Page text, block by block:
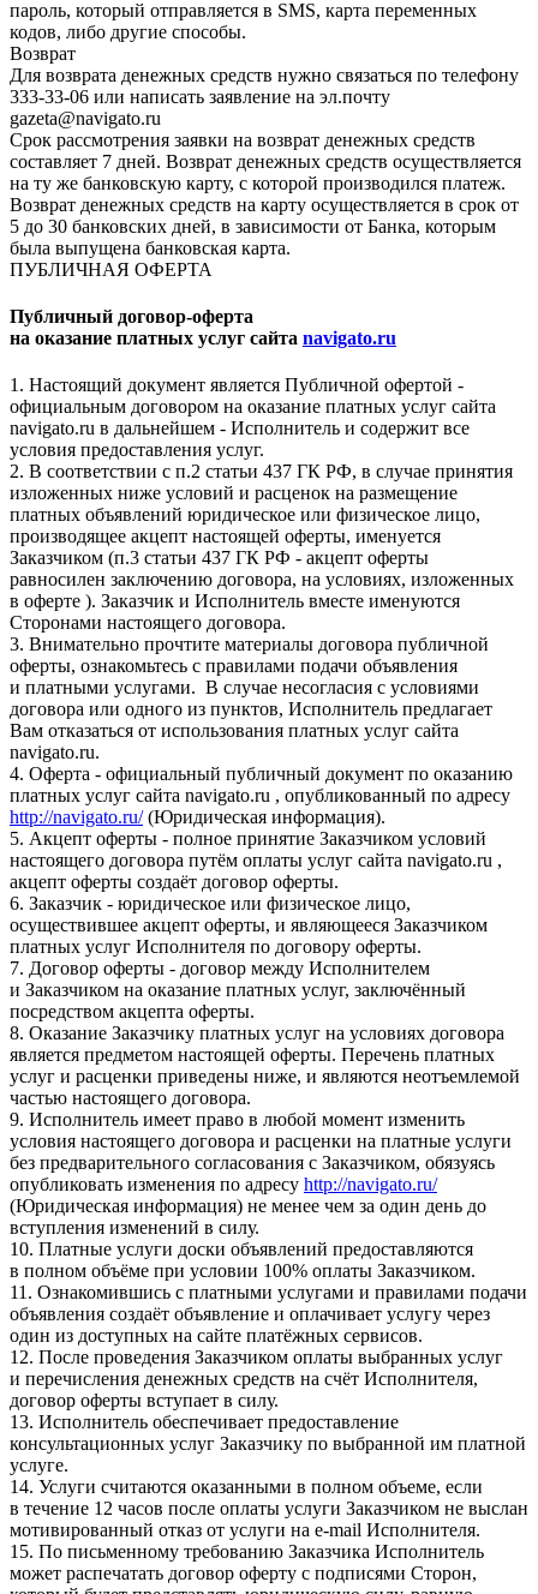
пароль, который отправляется в SMS, карта переменных
кодов, либо другие способы.
Возврат
Для возврата денежных средств нужно связаться по телефону
333-33-06 или написать заявление на эл.почту
gazeta@navigato.ru
Срок рассмотрения заявки на возврат денежных средств
составляет 7 дней. Возврат денежных средств осуществляется
на ту же банковскую карту, с которой производился платеж.
Возврат денежных средств на карту осуществляется в срок от
5 до 30 банковских дней, в зависимости от Банка, которым
была выпущена банковская карта.
ПУБЛИЧНАЯ ОФЕРТА
Публичный договор-оферта
на оказание платных услуг сайта navigato.ru
1. Настоящий документ является Публичной офертой -
официальным договором на оказание платных услуг сайта
navigato.ru в дальнейшем - Исполнитель и содержит все
условия предоставления услуг.
2. В соответствии с п.2 статьи 437 ГК РФ, в случае принятия
изложенных ниже условий и расценок на размещение
платных объявлений юридическое или физическое лицо,
производящее акцепт настоящей оферты, именуется
Заказчиком (п.3 статьи 437 ГК РФ - акцепт оферты
равносилен заключению договора, на условиях, изложенных
в оферте ). Заказчик и Исполнитель вместе именуются
Сторонами настоящего договора.
3. Внимательно прочтите материалы договора публичной
оферты, ознакомьтесь с правилами подачи объявления
и платными услугами. В случае несогласия с условиями
договора или одного из пунктов, Исполнитель предлагает
Вам отказаться от использования платных услуг сайта
navigato.ru.
4. Оферта - официальный публичный документ по оказанию
платных услуг сайта navigato.ru , опубликованный по адресу
http://navigato.ru/(Юридическая информация).
5. Акцепт оферты - полное принятие Заказчиком условий
настоящего договора путём оплаты услуг сайта navigato.ru ,
акцепт оферты создаёт договор оферты.
6. Заказчик - юридическое или физическое лицо,
осуществившее акцепт оферты, и являющееся Заказчиком
платных услуг Исполнителя по договору оферты.
7. Договор оферты - договор между Исполнителем
и Заказчиком на оказание платных услуг, заключённый
посредством акцепта оферты.
8. Оказание Заказчику платных услуг на условиях договора
является предметом настоящей оферты. Перечень платных
услуг и расценки приведены ниже, и являются неотъемлемой
частью настоящего договора.
9. Исполнитель имеет право в любой момент изменить
условия настоящего договора и расценки на платные услуги
без предварительного согласования с Заказчиком, обязуясь
опубликовать изменения по адресу http://navigato.ru/
(Юридическая информация) не менее чем за один день до
вступления изменений в силу.
10. Платные услуги доски объявлений предоставляются
в полном объёме при условии 100% оплаты Заказчиком.
11. Ознакомившись с платными услугами и правилами подачи
объявления создаёт объявление и оплачивает услугу через
один из доступных на сайте платёжных сервисов.
12. После проведения Заказчиком оплаты выбранных услуг
и перечисления денежных средств на счёт Исполнителя,
договор оферты вступает в силу.
13. Исполнитель обеспечивает предоставление
консультационных услуг Заказчику по выбранной им платной
услуге.
14. Услуги считаются оказанными в полном объеме, если
в течение 12 часов после оплаты услуги Заказчиком не выслан
мотивированный отказ от услуги на e-mail Исполнителя.
15. По письменному требованию Заказчика Исполнитель
может распечатать договор оферту с подписями Сторон,